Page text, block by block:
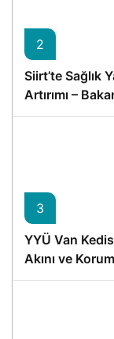
2
Siirt’te Sağlık
Artırımı –
3
YYÜ Van
Akını ve